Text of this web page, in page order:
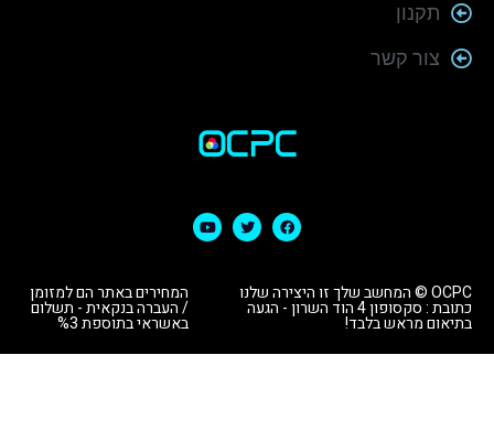
תקנון
צור קשר
OCPC © המחשב שלך זו היצירה שלנו
כתובת : סקסופון 4 הוד השרון - הגעה
בתיאום מראש בלבד!
המחירים באתר הם למזומן
/ העברה בנקאית - תשלום
באשראי בתוספת %3